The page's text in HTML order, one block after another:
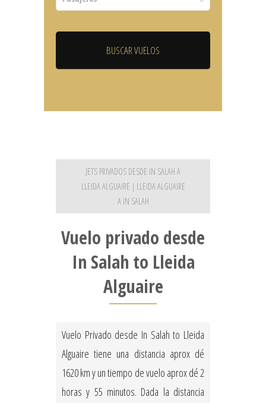
JETS PRIVADOS DESDE IN SALAH A
LLEIDA ALGUAIRE | LLEIDA ALGUAIRE
A IN SALAH
Vuelo privado desde
In Salah to Lleida
Alguaire
Vuelo Privado desde In Salah to Lleida
Alguaire tiene una distancia aprox dé
1620 km y un tiempo de vuelo aprox dé 2
horas y 55 minutos. Dada la distancia